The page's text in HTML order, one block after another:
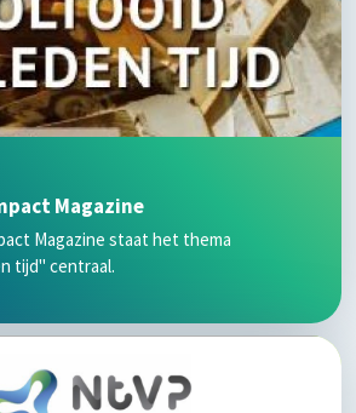
Magazine
Magazine staat het thema
tijd" centraal.